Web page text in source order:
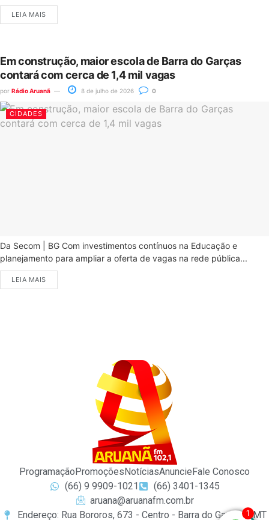
LEIA MAIS
Em construção, maior escola de Barra do Garças
contará com cerca de 1,4 mil vagas
por Rádio Aruanã 8 de julho de 2026 0
CIDADES
Da Secom | BG Com investimentos contínuos na Educação e
planejamento para ampliar a oferta de vagas na rede pública...
LEIA MAIS
ProgramaçãoPromoçõesNotíciasAnuncieFale Conosco
(66) 9 9909-1021
(66) 3401-1345
aruana@aruanafm.com.br
Endereço: Rua Bororos, 673 - Centro - Barra do Garças / MT
1